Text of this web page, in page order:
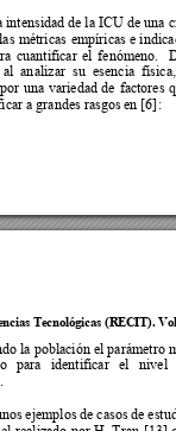
intensidad de la ICU de una
métricas empíricas e indi
cuantificar el fenómeno.
al analizar su esencia
por una variedad de factores
a grandes rasgos en [6]:
ncias Tecnológicas (RECIT).
la población el parámetro
para identificar el nivel
ejemplos de casos de